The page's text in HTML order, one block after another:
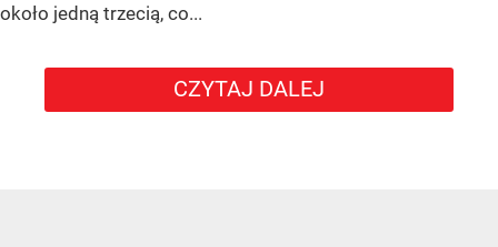
około jedną trzecią, co...
CZYTAJ DALEJ